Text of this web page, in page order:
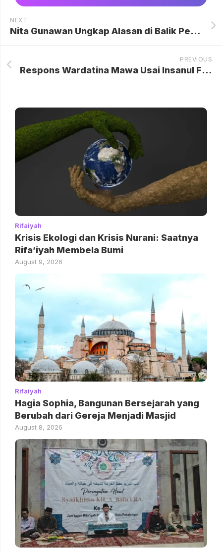
NEXT
Nita Gunawan Ungkap Alasan di Balik Perseteruan dengan Ibu hingga Pergi dari Rumah
PREVIOUS
Respons Wardatina Mawa Usai Insanul Fahmi Muncul ke Publik dan Memberikan Klarifikasi: Memilih Jalur Hukum dan Menyerahkan Bukti ke Penyidik
Rifaiyah
Krisis Ekologi dan Krisis Nurani: Saatnya
Rifa’iyah Membela Bumi
August 9, 2026
Rifaiyah
Hagia Sophia, Bangunan Bersejarah yang
Berubah dari Gereja Menjadi Masjid
August 8, 2026